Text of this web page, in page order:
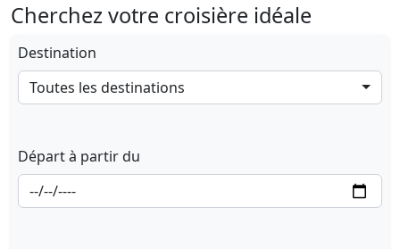
Cherchez votre croisière idéale
Destination
Toutes les destinations
Départ à partir du